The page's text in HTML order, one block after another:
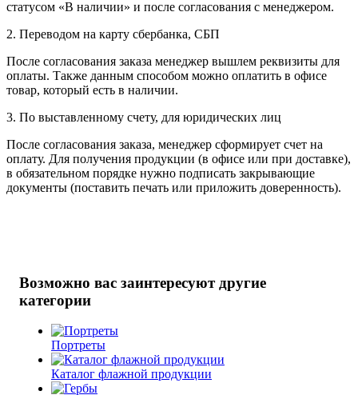
статусом «В наличии» и после согласования с менеджером.
2. Переводом на карту сбербанка, СБП
После согласования заказа менеджер вышлем реквизиты для
оплаты. Также данным способом можно оплатить в офисе
товар, который есть в наличии.
3. По выставленному счету, для юридических лиц
После согласования заказа, менеджер сформирует счет на
оплату. Для получения продукции (в офисе или при доставке),
в обязательном порядке нужно подписать закрывающие
документы (поставить печать или приложить доверенность).
Возможно вас заинтересуют другие
категории
Портреты
Каталог флажной продукции